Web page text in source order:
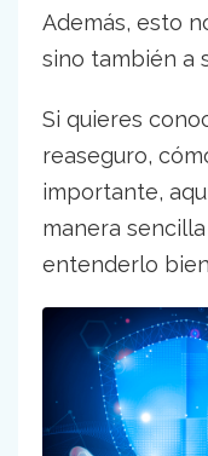
Además, esto
sino también a
Si quieres
reaseguro,
importante,
manera
entenderlo